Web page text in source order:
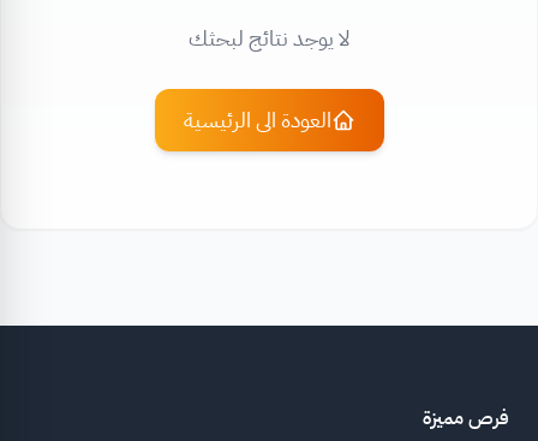
لا يوجد نتائج لبحثك
العودة الى الرئيسية
فرص مميزة